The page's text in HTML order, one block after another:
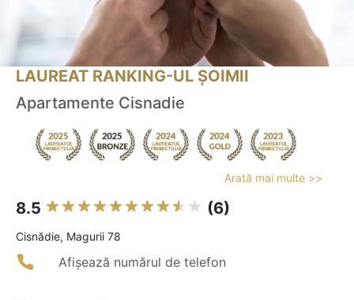
LAUREAT RANKING-UL ȘOIMII
Apartamente Cisnadie
Arată mai multe >>
8.5 (6)
Cisnădie, Magurii 78
Afișează numărul de telefon